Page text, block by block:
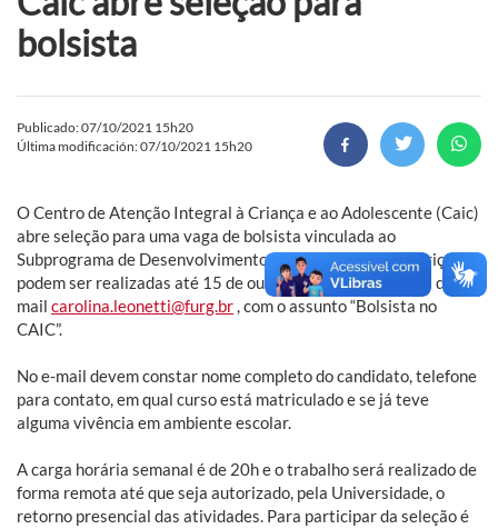
bolsista
Publicado: 07/10/2021 15h20
Última modificación: 07/10/2021 15h20
O Centro de Atenção Integral à Criança e ao Adolescente (Caic)
abre seleção para uma vaga de bolsista vinculada ao
Subprograma de Desenvolvimento do Estudante. As inscrições
podem ser realizadas até 15 de outubro de 2021, através do e-
mail carolina.leonetti@furg.br , com o assunto “Bolsista no
CAIC”.
No e-mail devem constar nome completo do candidato, telefone
para contato, em qual curso está matriculado e se já teve
alguma vivência em ambiente escolar.
A carga horária semanal é de 20h e o trabalho será realizado de
forma remota até que seja autorizado, pela Universidade, o
retorno presencial das atividades. Para participar da seleção é